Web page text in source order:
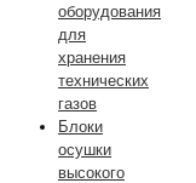
оборудования
для
хранения
технических
газов
Блоки
осушки
высокого